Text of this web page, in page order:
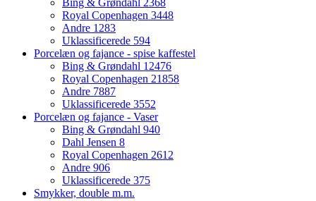
Bing & Grøndahl 2368
Royal Copenhagen 3448
Andre 1283
Uklassificerede 594
Porcelæn og fajance - spise kaffestel
Bing & Grøndahl 12476
Royal Copenhagen 21858
Andre 7887
Uklassificerede 3552
Porcelæn og fajance - Vaser
Bing & Grøndahl 940
Dahl Jensen 8
Royal Copenhagen 2612
Andre 906
Uklassificerede 375
Smykker, double m.m.